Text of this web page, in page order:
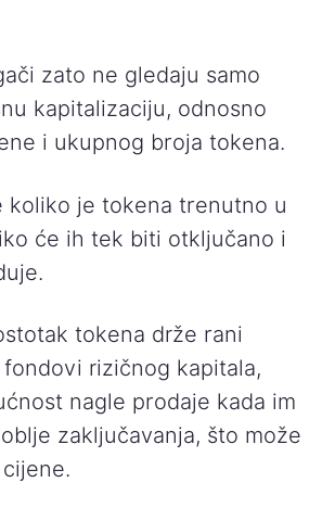
zato ne gledaju samo
kapitalizaciju, odnosno
i ukupnog broja tokena.
koliko je tokena trenutno u
će ih tek biti otključano i
tokena drže rani
rizičnog kapitala,
nagle prodaje kada im
zaključavanja, što može